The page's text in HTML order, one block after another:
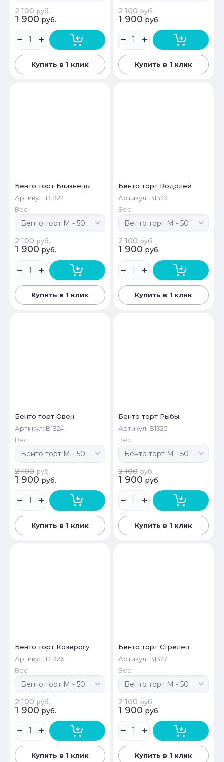
2 100 руб.
1 900 руб.
Купить в 1 клик
2 100 руб.
1 900 руб.
Купить в 1 клик
Бенто торт Близнецы
Артикул: B1322
Вес
2 100 руб.
1 900 руб.
Купить в 1 клик
Бенто торт Водолей
Артикул: B1323
Вес
2 100 руб.
1 900 руб.
Купить в 1 клик
Бенто торт Овен
Артикул: B1324
Вес
2 100 руб.
1 900 руб.
Купить в 1 клик
Бенто торт Рыбы
Артикул: B1325
Вес
2 100 руб.
1 900 руб.
Купить в 1 клик
Бенто торт Козерогу
Артикул: B1326
Вес
2 100 руб.
1 900 руб.
Купить в 1 клик
Бенто торт Стрелец
Артикул: B1327
Вес
2 100 руб.
1 900 руб.
Купить в 1 клик